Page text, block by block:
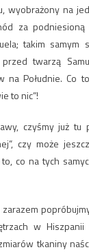
wyobrażony na
za
takim samym
twarzą
na Południe. Co
to nic”!
czyśmy już tu
czy może
co na tych
w
tkaniny